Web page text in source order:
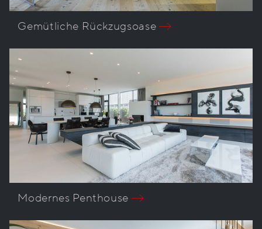
Gemütliche Rückzugsoase
Modernes Penthouse